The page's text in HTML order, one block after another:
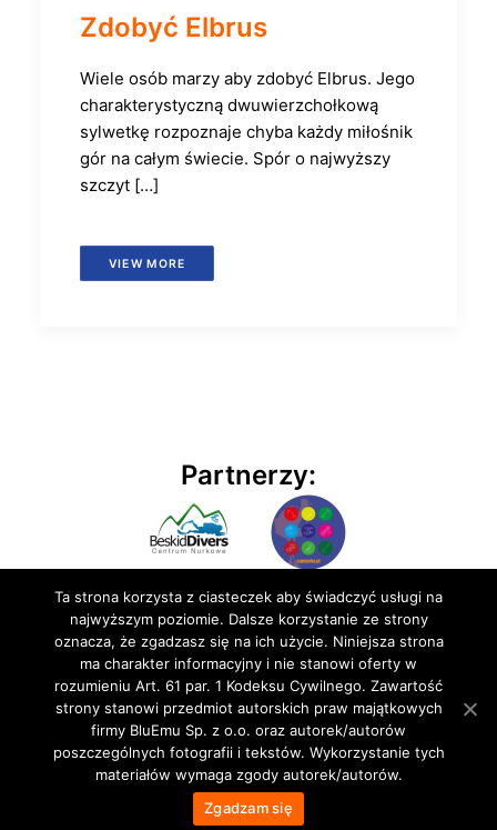
Zdobyć Elbrus
Wiele osób marzy aby zdobyć Elbrus. Jego
charakterystyczną dwuwierzchołkową
sylwetkę rozpoznaje chyba każdy miłośnik
gór na całym świecie. Spór o najwyższy
szczyt […]
VIEW MORE
Partnerzy:
© 2020 BluEmu sp. z o.o. Wszelkie prawa zastrzeżone
Ta strona korzysta z ciasteczek aby świadczyć usługi na
najwyższym poziomie. Dalsze korzystanie ze strony
oznacza, że zgadzasz się na ich użycie. Niniejsza strona
ma charakter informacyjny i nie stanowi oferty w
rozumieniu Art. 61 par. 1 Kodeksu Cywilnego. Zawartość
strony stanowi przedmiot autorskich praw majątkowych
firmy BluEmu Sp. z o.o. oraz autorek/autorów
poszczególnych fotografii i tekstów. Wykorzystanie tych
materiałów wymaga zgody autorek/autorów.
Zgadzam się